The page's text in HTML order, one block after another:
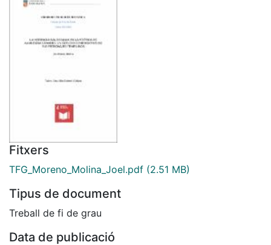
Fitxers
TFG_Moreno_Molina_Joel.pdf (2.51 MB)
Tipus de document
Treball de fi de grau
Data de publicació